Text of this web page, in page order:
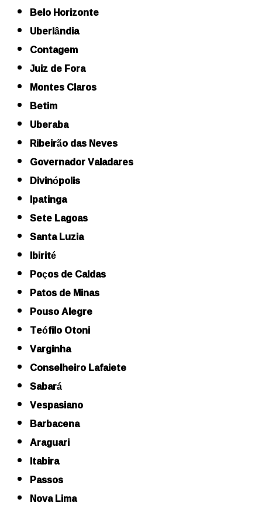
Belo Horizonte
Uberlândia
Contagem
Juiz de Fora
Montes Claros
Betim
Uberaba
Ribeirão das Neves
Governador Valadares
Divinópolis
Ipatinga
Sete Lagoas
Santa Luzia
Ibirité
Poços de Caldas
Patos de Minas
Pouso Alegre
Teófilo Otoni
Varginha
Conselheiro Lafaiete
Sabará
Vespasiano
Barbacena
Araguari
Itabira
Passos
Nova Lima